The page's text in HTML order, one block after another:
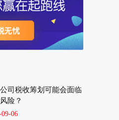
司税收筹划可能会面临
险？
09-06